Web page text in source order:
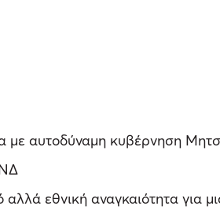
με αυτοδύναμη κυβέρνηση
εθνική αναγκαιότητα για